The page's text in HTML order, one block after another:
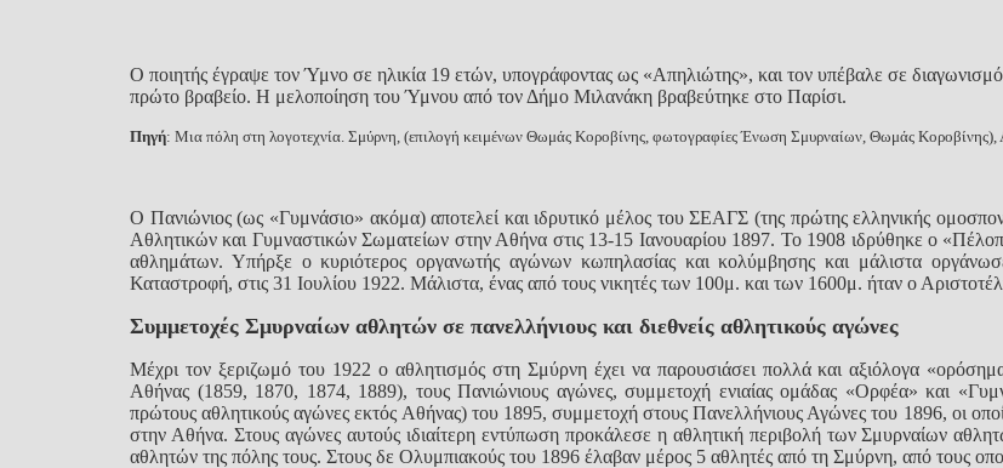
Ο ποιητής έγραψε τον Ύμνο σε ηλικία 19 ετών, υπογράφοντας ως «Απηλιώτης», και τον υπέβαλε σε
πρώτο βραβείο. Η μελοποίηση του Ύμνου από τον Δήμο Μιλανάκη βραβεύτηκε στο Παρίσι.
Πηγή: Μια πόλη στη λογοτεχνία. Σμύρνη, (επιλογή κειμένων Θωμάς Κοροβίνης, φωτογραφίες Ένωση Σμυρναίων, Θωμάς
Ο Πανιώνιος (ως «Γυμνάσιο» ακόμα) αποτελεί και ιδρυτικό μέλος του ΣΕΑΓΣ (της πρώτης ελληνικής
Αθλητικών και Γυμναστικών Σωματείων στην Αθήνα στις 13-15 Ιανουαρίου 1897. Το 1908 ιδρύθηκε ο
αθλημάτων. Υπήρξε ο κυριότερος οργανωτής αγώνων κωπηλασίας και κολύμβησης και μάλιστα
Καταστροφή, στις 31 Ιουλίου 1922. Μάλιστα, ένας από τους νικητές των 100μ. και των 1600μ. ήταν ο
Συμμετοχές Σμυρναίων αθλητών σε πανελλήνιους και διεθνείς αθλητικούς αγώνες
Μέχρι τον ξεριζωμό του 1922 ο αθλητισμός στη Σμύρνη έχει να παρουσιάσει πολλά και αξιόλογα
Αθήνας (1859, 1870, 1874, 1889), τους Πανιώνιους αγώνες, συμμετοχή ενιαίας ομάδας «Ορφέα» και
πρώτους αθλητικούς αγώνες εκτός Αθήνας) του 1895, συμμετοχή στους Πανελλήνιους Αγώνες του 1896, οι
στην Αθήνα. Στους αγώνες αυτούς ιδιαίτερη εντύπωση προκάλεσε η αθλητική περιβολή των Σμυρναίων
αθλητών της πόλης τους. Στους δε Ολυμπιακούς του 1896 έλαβαν μέρος 5 αθλητές από τη Σμύρνη, από τους